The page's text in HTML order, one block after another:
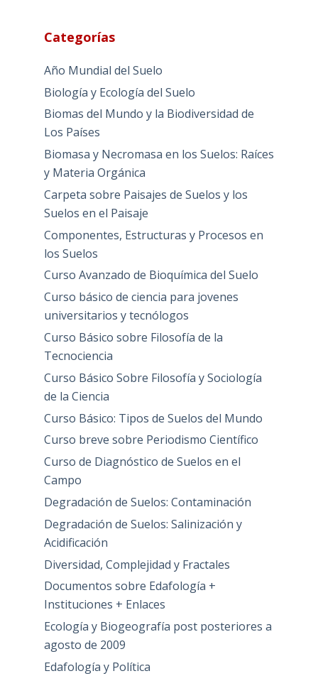
Categorías
Año Mundial del Suelo
Biología y Ecología del Suelo
Biomas del Mundo y la Biodiversidad de
Los Países
Biomasa y Necromasa en los Suelos: Raíces
y Materia Orgánica
Carpeta sobre Paisajes de Suelos y los
Suelos en el Paisaje
Componentes, Estructuras y Procesos en
los Suelos
Curso Avanzado de Bioquímica del Suelo
Curso básico de ciencia para jovenes
universitarios y tecnólogos
Curso Básico sobre Filosofía de la
Tecnociencia
Curso Básico Sobre Filosofía y Sociología
de la Ciencia
Curso Básico: Tipos de Suelos del Mundo
Curso breve sobre Periodismo Científico
Curso de Diagnóstico de Suelos en el
Campo
Degradación de Suelos: Contaminación
Degradación de Suelos: Salinización y
Acidificación
Diversidad, Complejidad y Fractales
Documentos sobre Edafología +
Instituciones + Enlaces
Ecología y Biogeografía post posteriores a
agosto de 2009
Edafología y Política